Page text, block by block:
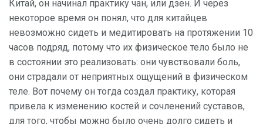
Китай, он начинал практику чан, или дзен. И через
некоторое время он понял, что для китайцев
невозможно сидеть и медитировать на протяжении 10
часов подряд, потому что их физическое тело было не
в состоянии это реализовать: они чувствовали боль,
они страдали от неприятных ощущений в физическом
теле. Вот почему он тогда создал практику, которая
привела к изменению костей и сочленений суставов,
для того, чтобы можно было очень долго сидеть и